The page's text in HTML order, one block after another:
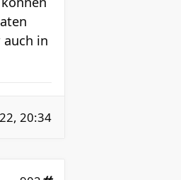
auch in
20:34